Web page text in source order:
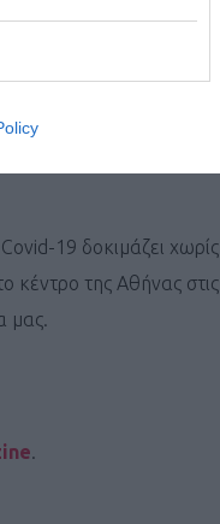
ημερομηνίας
και τις νέες
19 δοκιμάζει χωρίς
κέντρο της Αθήνας στις
μας.
.